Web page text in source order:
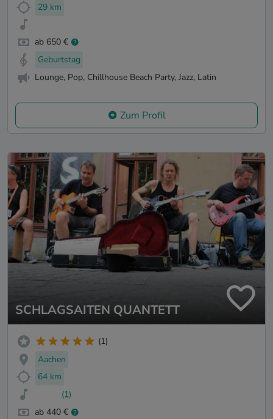
29 km
ab 650 €
Geburtstag
Lounge, Pop, Chillhouse Beach Party, Jazz, Latin
Zum Profil
SCHLAGSAITEN QUANTETT
(1)
Aachen
64 km
(1)
ab 440 €